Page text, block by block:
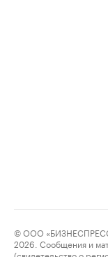
© ООО
2026. Сообщения и